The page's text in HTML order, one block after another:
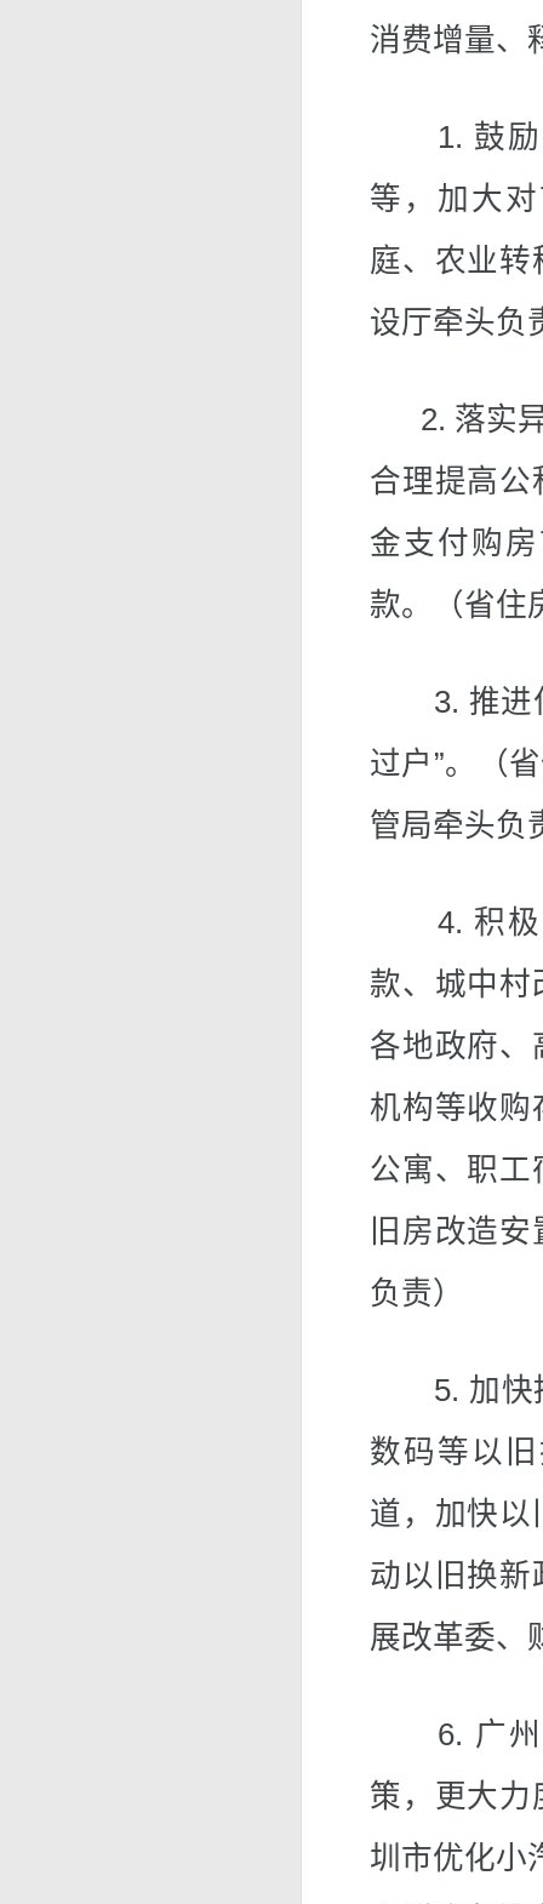
消费增量、
1. 鼓励
等，加大
庭、农业
设厅牵头负
2. 落实异
合理提高公
金支付购
款。（省住
3. 推进住
过户”。（
管局牵头负
4. 积极
款、城中村
各地政府、
机构等收购
公寓、职工
旧房改造
负责）
5. 加快推
数码等以
道，加快以
动以旧换新
展改革委、
6. 广州
策，更大力
圳市优化小